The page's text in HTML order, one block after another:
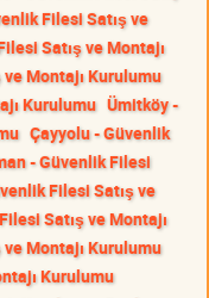
Filesi Satış ve
Satış ve Montajı
Montajı Kurulumu
Kurulumu Ümitköy -
Çayyolu - Güvenlik
- Güvenlik Filesi
Filesi Satış ve
Satış ve Montajı
Montajı Kurulumu
Kurulumu